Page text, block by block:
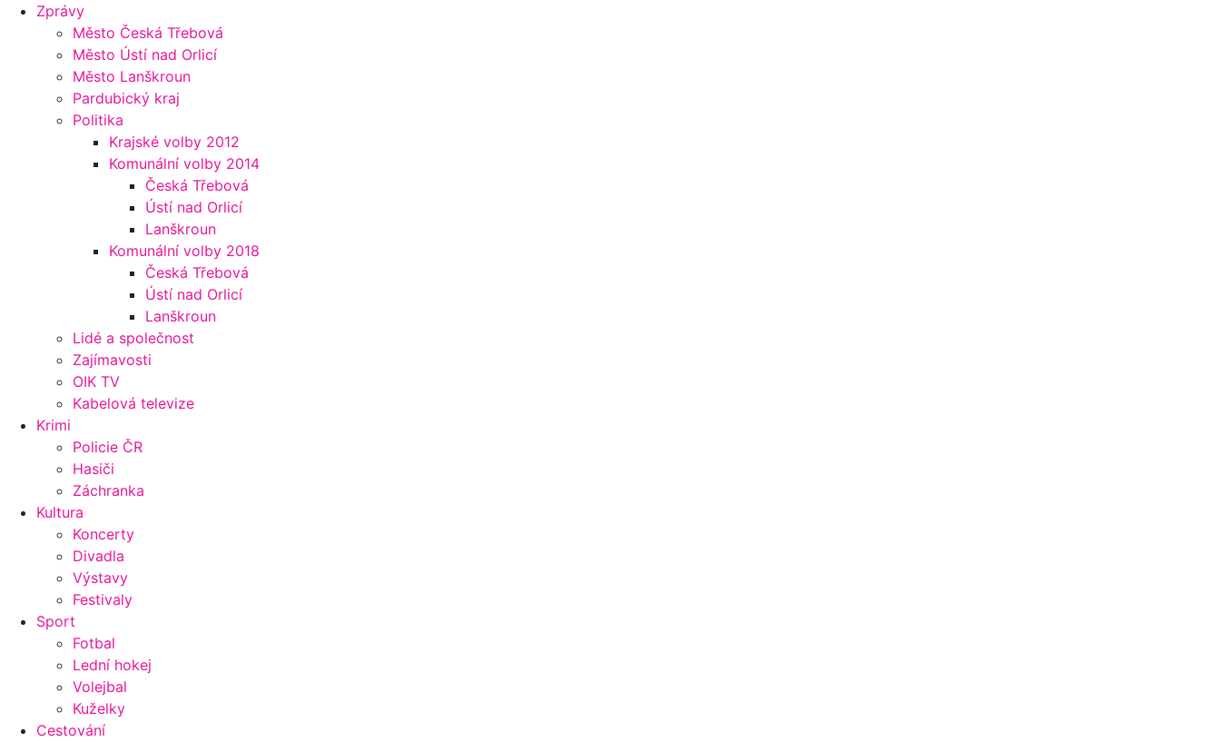
Zprávy
Město Česká Třebová
Město Ústí nad Orlicí
Město Lanškroun
Pardubický kraj
Politika
Krajské volby 2012
Komunální volby 2014
Česká Třebová
Ústí nad Orlicí
Lanškroun
Komunální volby 2018
Česká Třebová
Ústí nad Orlicí
Lanškroun
Lidé a společnost
Zajímavosti
OIK TV
Kabelová televize
Krimi
Policie ČR
Hasiči
Záchranka
Kultura
Koncerty
Divadla
Výstavy
Festivaly
Sport
Fotbal
Lední hokej
Volejbal
Kuželky
Cestování